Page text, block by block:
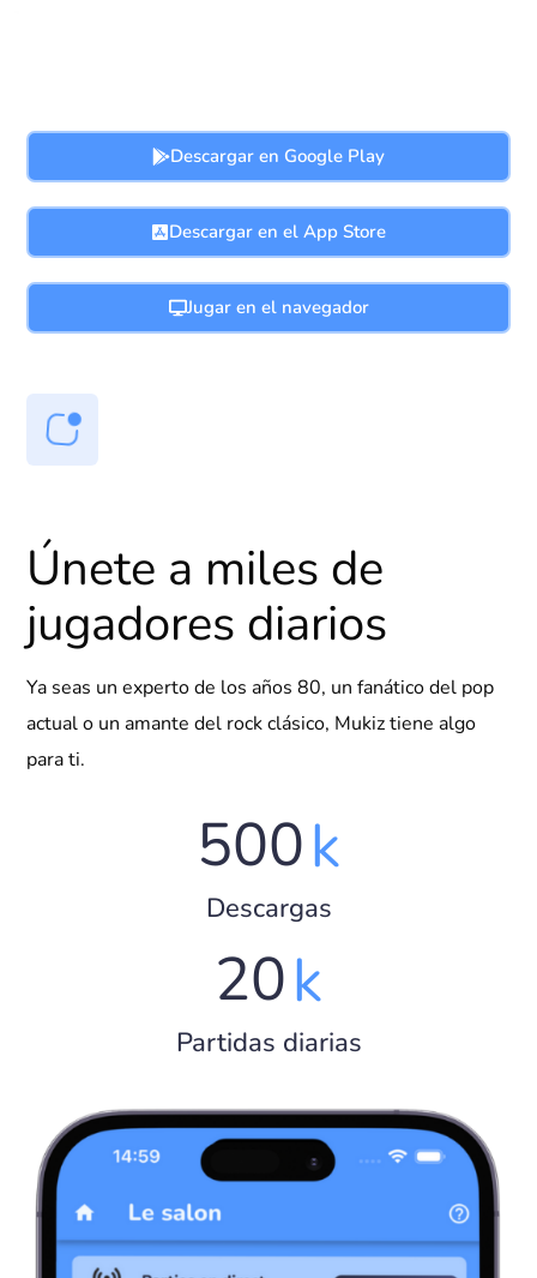
Descargar en Google Play
Descargar en el App Store
Jugar en el navegador
Únete a miles de
jugadores diarios
Ya seas un experto de los años 80, un fanático del pop
actual o un amante del rock clásico, Mukiz tiene algo
para ti.
500k
Descargas
20k
Partidas diarias